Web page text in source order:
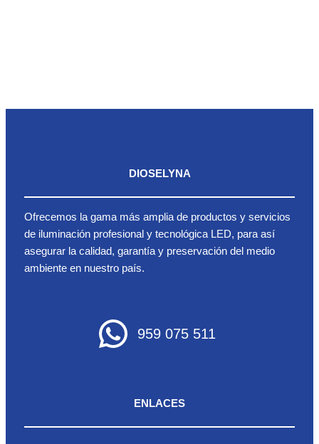
DIOSELYNA
Ofrecemos la gama más amplia de productos y servicios
de iluminación profesional y tecnológica LED, para así
asegurar la calidad, garantía y preservación del medio
ambiente en nuestro país.
959 075 511
ENLACES